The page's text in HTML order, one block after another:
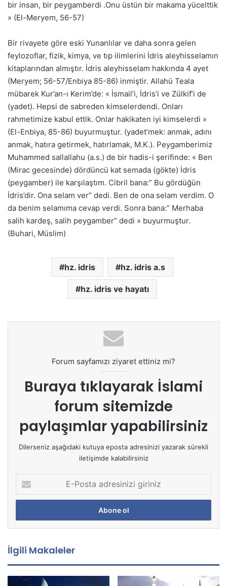
bir insan, bir peygamberdi .Onu üstün bir makama yücelttik
» (El-Meryem, 56-57)
Bir rivayete göre eski Yunanlılar ve daha sonra gelen
feylozoflar, fizik, kimya, ve tıp ilimlerini İdris aleyhisselamın
kitaplarından almıştır. İdris aleyhisselam hakkında 4 ayet
(Meryem; 56-57/Enbiya 85-86) inmiştir. Allahü Teala
mübarek Kur’an-ı Kerim’de: « İsmail’i, İdris’i ve Zülkif’i de
(yadet). Hepsi de sabreden kimselerdendi. Onları
rahmetimize kabul ettik. Onlar hakikaten iyi kimselerdi »
(El-Enbiya, 85-86) buyurmuştur. (yadet’mek: anmak, adını
anmak, hatıra getirmek, hatırlamak, M.K.). Peygamberimiz
Muhammed sallallahu (a.s.) de bir hadis-i şerifinde: « Ben
(Mirac gecesinde) dördüncü kat semada (gökte) İdris
(peygamber) ile karşılaştım. Cibril bana:” Bu gördüğün
İdris’dir. Ona selam ver” dedi. Ben de ona selam verdim. O
da benim selamıma cevap verdi. Sonra bana:” Merhaba
salih kardeş, salih peygamber” dedi » buyurmuştur.
(Buhari, Müslim)
hz. idris hz. idris a.s
hz. idris ve hayatı
Forum sayfamızı ziyaret ettiniz mi?
Buraya tıklayarak İslami
forum sitemizde
paylaşımlar yapabilirsiniz
Dilerseniz aşağıdaki kutuya eposta adresinizi yazarak sürekli
iletişimde kalabilirsiniz
P
s
a
d
r
İlgili Makaleler